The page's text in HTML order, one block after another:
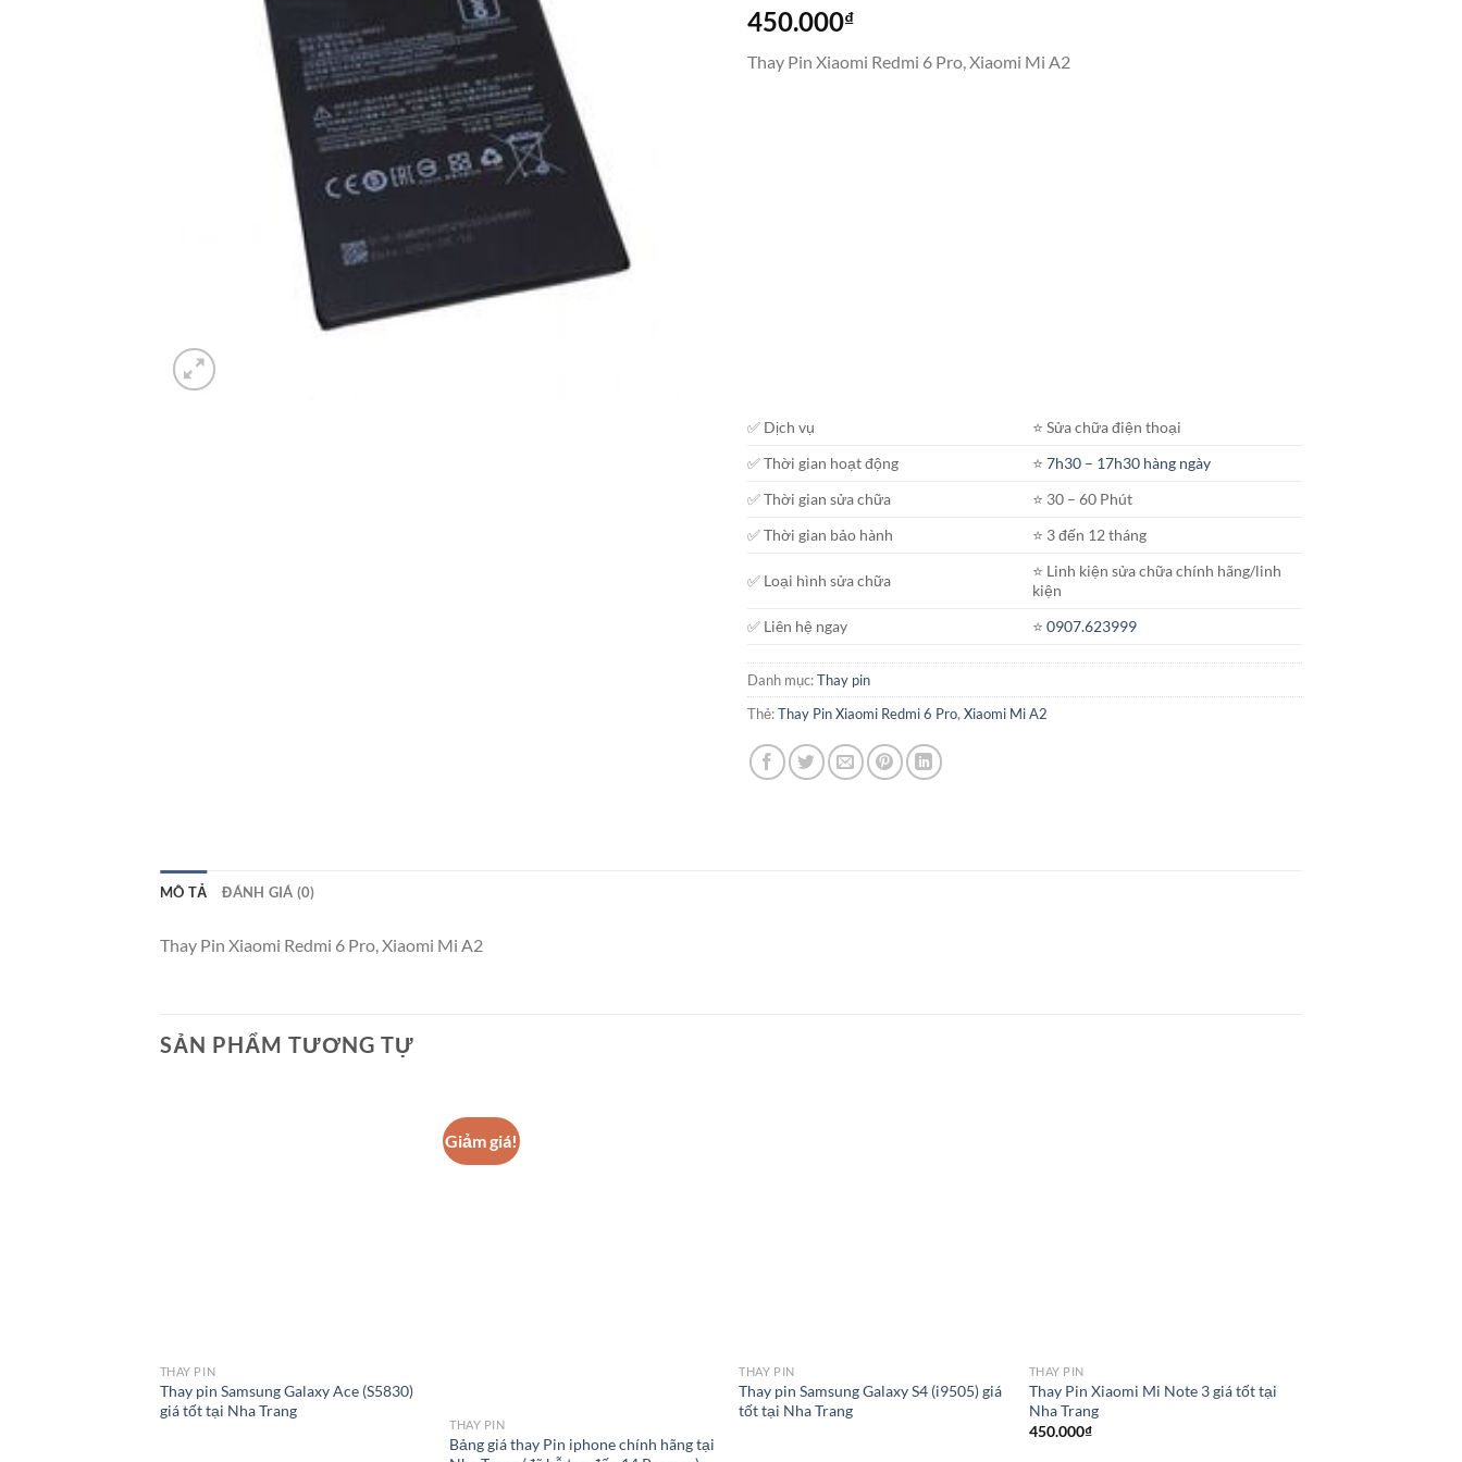
450.000₫
Thay Pin Xiaomi Redmi 6 Pro, Xiaomi Mi A2
✅ Dịch vụ
⭐️ Sửa chữa điện thoại
✅ Thời gian hoạt động
⭐️7h30 – 17h30 hàng ngày
✅ Thời gian sửa chữa
⭐️ 30 – 60 Phút
✅ Thời gian bảo hành
⭐️ 3 đến 12 tháng
✅ Loại hình sửa chữa
⭐️ Linh kiện sửa chữa chính hãng/linh
kiện
✅ Liên hệ ngay
⭐️0907.623999
Danh mục:Thay pin
Thẻ:Thay Pin Xiaomi Redmi 6 Pro, Xiaomi Mi A2
MÔ TẢ ĐÁNH GIÁ (0)
Thay Pin Xiaomi Redmi 6 Pro, Xiaomi Mi A2
SẢN PHẨM TƯƠNG TỰ
THAY PIN
Thay pin Samsung Galaxy Ace (S5830)
giá tốt tại Nha Trang
Giảm giá!
THAY PIN
Bảng giá thay Pin iphone chính hãng tại
THAY PIN
Thay pin Samsung Galaxy S4 (i9505) giá
tốt tại Nha Trang
THAY PIN
Thay Pin Xiaomi Mi Note 3 giá tốt tại
Nha Trang
450.000₫